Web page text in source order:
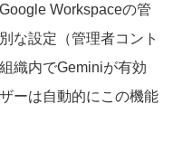
Workspaceの管
な設定（管理者コント
織内でGeminiが有効
ーは自動的にこの機能